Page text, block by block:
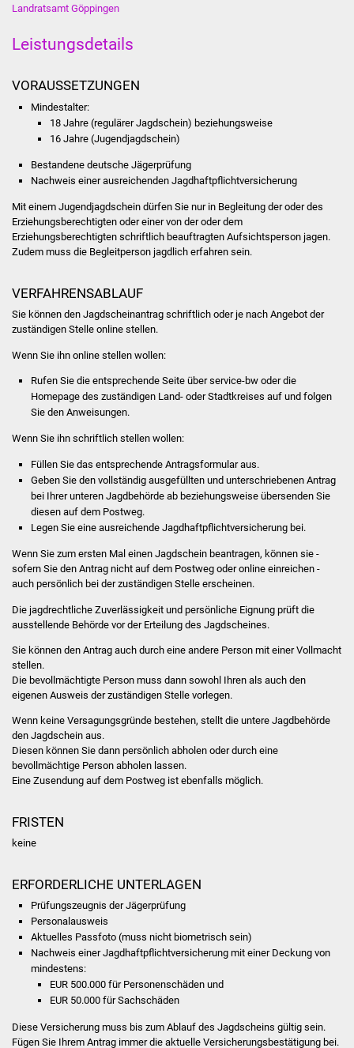
Sanierung Hallenbad
Sanierung Bizethalle
Ortsentwicklung
Formulare
Bildung
Schulen
Kindergärten
Volkshochschule
Kirchen
Fachteam Jugend
Familienzentrum
Stadtwerke
Landratsamt Göppingen
Leistungsdetails
VORAUSSETZUNGEN
Mindestalter:
18 Jahre (regulärer Jagdschein) beziehungsweise
16 Jahre (Jugendjagdschein)
Bestandene deutsche Jägerprüfung
Nachweis einer ausreichenden Jagdhaftpflichtversicherung
Mit einem Jugendjagdschein dürfen Sie nur in Begleitung der oder des
Erziehungsberechtigten oder einer von der oder dem
Erziehungsberechtigten schriftlich beauftragten Aufsichtsperson jagen.
Zudem muss die Begleitperson jagdlich erfahren sein.
VERFAHRENSABLAUF
Sie können den Jagdscheinantrag schriftlich oder je nach Angebot der
zuständigen Stelle online stellen.
Wenn Sie ihn online stellen wollen:
Rufen Sie die entsprechende Seite über service-bw oder die
Homepage des zuständigen Land- oder Stadtkreises auf und folgen
Sie den Anweisungen.
Wenn Sie ihn schriftlich stellen wollen:
Füllen Sie das entsprechende Antragsformular aus.
Geben Sie den vollständig ausgefüllten und unterschriebenen Antrag
bei Ihrer unteren Jagdbehörde ab beziehungsweise übersenden Sie
diesen auf dem Postweg.
Legen Sie eine ausreichende Jagdhaftpflichtversicherung bei.
Wenn Sie zum ersten Mal einen Jagdschein beantragen, können sie -
sofern Sie den Antrag nicht auf dem Postweg oder online einreichen -
auch persönlich bei der zuständigen Stelle erscheinen.
Die jagdrechtliche Zuverlässigkeit und persönliche Eignung prüft die
ausstellende Behörde vor der Erteilung des Jagdscheines.
Sie können den Antrag auch durch eine andere Person mit einer Vollmacht
stellen.
Die bevollmächtigte Person muss dann sowohl Ihren als auch den
eigenen Ausweis der zuständigen Stelle vorlegen.
Wenn keine Versagungsgründe bestehen, stellt die untere Jagdbehörde
den Jagdschein aus.
Diesen können Sie dann persönlich abholen oder durch eine
bevollmächtige Person abholen lassen.
Eine Zusendung auf dem Postweg ist ebenfalls möglich.
FRISTEN
keine
ERFORDERLICHE UNTERLAGEN
Prüfungszeugnis der Jägerprüfung
Personalausweis
Aktuelles Passfoto (muss nicht biometrisch sein)
Nachweis einer Jagdhaftpflichtversicherung mit einer Deckung von
mindestens:
EUR 500.000 für Personenschäden und
EUR 50.000 für Sachschäden
Diese Versicherung muss bis zum Ablauf des Jagdscheins gültig sein.
Fügen Sie Ihrem Antrag immer die aktuelle Versicherungsbestätigung bei.